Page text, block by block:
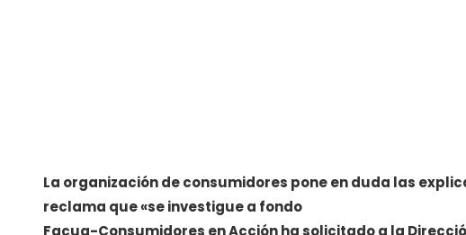
La organización de consumidores pone en duda las
reclama que «se investigue a fondo
Facua-Consumidores en Acción ha solicitado a la